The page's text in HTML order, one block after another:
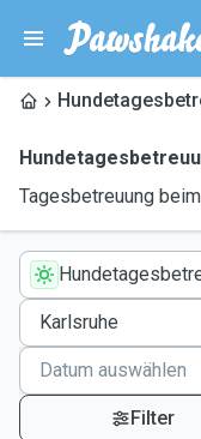
Tagesbetreuung
Filter